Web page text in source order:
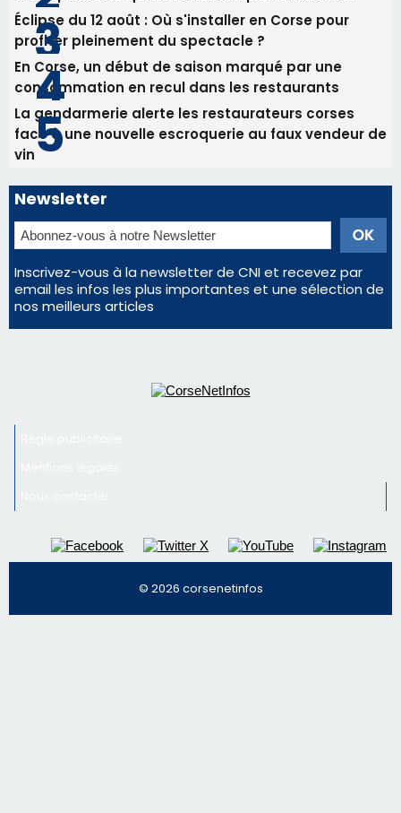
Les plus lus
Satine Nomary est la nouvelle Miss Corse 2026
Éclipse du 12 août : la Corse aux premières loges
d'un spectacle qui ne reviendra pas avant 2081
Éclipse du 12 août : Où s'installer en Corse pour
profiter pleinement du spectacle ?
En Corse, un début de saison marqué par une
consommation en recul dans les restaurants
La gendarmerie alerte les restaurateurs corses
face à une nouvelle escroquerie au faux vendeur de